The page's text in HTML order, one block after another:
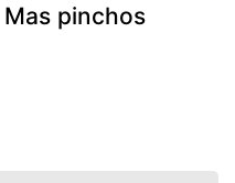
Mas pinchos